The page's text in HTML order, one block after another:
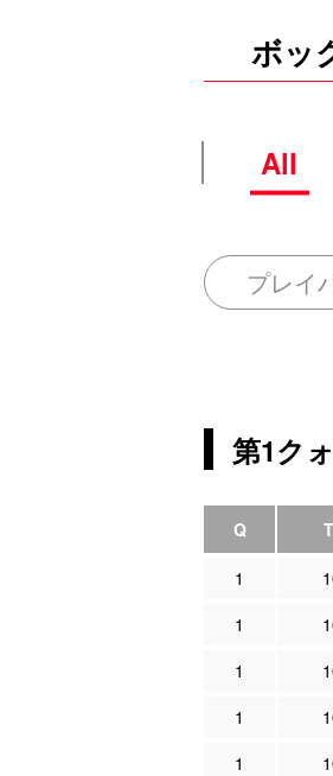
ボッ
All
プレイ
第1ク
Q
1
1
1
1
1